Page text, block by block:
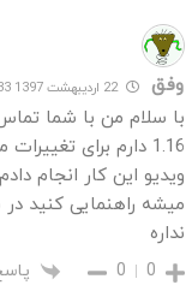
وفق 22 اردیبهشت 1397 22:33
با سلام من با شما
1.16 دارم برای
ویدیو این کار انجام
میشه راهنمایی کنید
نداره
0
0